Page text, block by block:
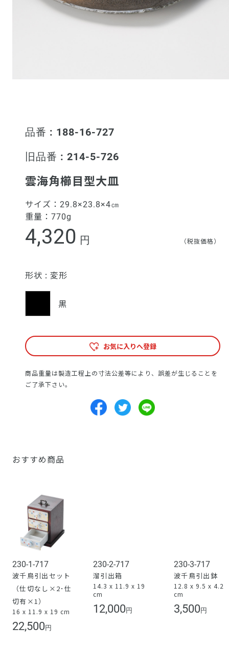
品番 : 188-16-727
旧品番 : 214-5-726
雲海角櫛目型大皿
サイズ： 29.8×23.8×4㎝
重量： 770g
4,320 円 （税抜価格）
形状 : 変形
黒
お気に入りへ登録
商品重量は製造工程上の寸法公差等により、誤差が生じることを
ご了承下さい。
おすすめ商品
230-1-717
波千鳥引出セット
（仕切なし×2･仕
切有×1）
16 x 11.9 x 19 cm
22,500 円
230-2-717
溜引出箱
14.3 x 11.9 x 19
cm
12,000 円
230-3-717
波千鳥引出鉢
12.8 x 9.5 x 4.2
cm
3,500 円